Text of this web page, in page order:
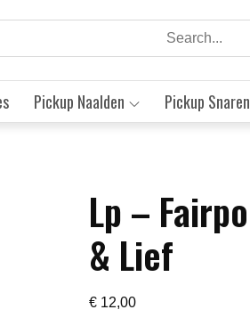
Pickup Naalden Pickup Snaren
Lp –
& Lief
€ 12,00